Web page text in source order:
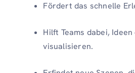
Fördert das schnelle
Hilft Teams dabei,
visualisieren.